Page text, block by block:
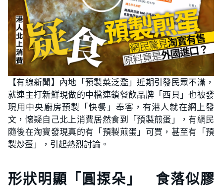
【有線新聞】內地「預製菜泛濫」近期引發民眾不滿，
就連主打新鮮現做的中檔連鎖餐飲品牌「西貝」也被發
現用中央廚房預製「快餐」奉客，有港人就在網上發
文，懷疑自己北上消費居然食到「預製煎蛋」，有網民
隨後在淘寶發現真的有「預製煎蛋」可買，甚至有「預
製炒蛋」，引起熱烈討論。
形狀明顯「圓揼朵」 食落似膠